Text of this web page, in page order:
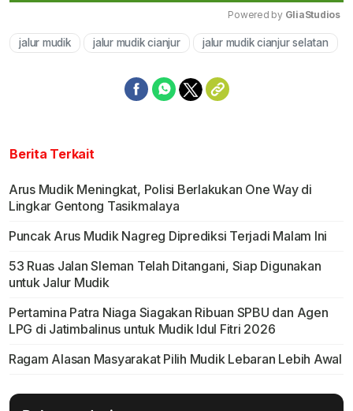
Mute
Powered by GliaStudios
jalur mudik jalur mudik cianjur jalur mudik cianjur selatan
Berita Terkait
Arus Mudik Meningkat, Polisi Berlakukan One Way di
Lingkar Gentong Tasikmalaya
Puncak Arus Mudik Nagreg Diprediksi Terjadi Malam Ini
53 Ruas Jalan Sleman Telah Ditangani, Siap Digunakan
untuk Jalur Mudik
Pertamina Patra Niaga Siagakan Ribuan SPBU dan Agen
LPG di Jatimbalinus untuk Mudik Idul Fitri 2026
Ragam Alasan Masyarakat Pilih Mudik Lebaran Lebih Awal